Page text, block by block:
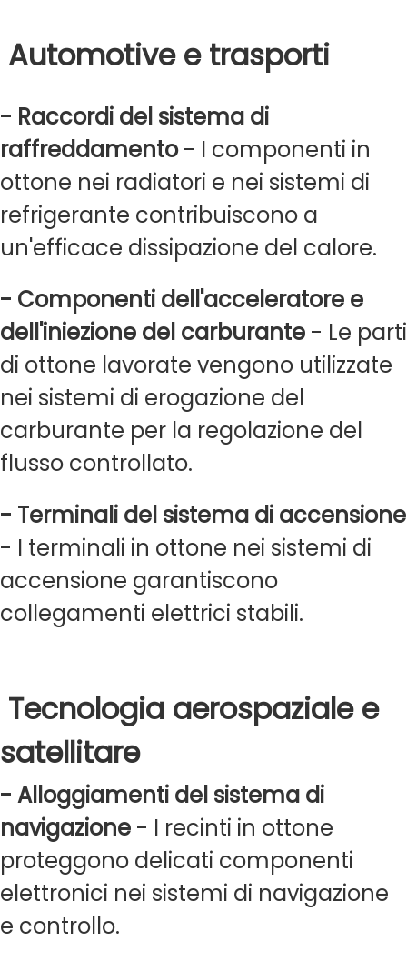
Automotive e trasporti
- Raccordi del sistema di
raffreddamento- I componenti in
ottone nei radiatori e nei sistemi di
refrigerante contribuiscono a
un'efficace dissipazione del calore.
- Componenti dell'acceleratore e
dell'iniezione del carburante - Le parti
di ottone lavorate vengono utilizzate
nei sistemi di erogazione del
carburante per la regolazione del
flusso controllato.
- Terminali del sistema di accensione
- I terminali in ottone nei sistemi di
accensione garantiscono
collegamenti elettrici stabili.
Tecnologia aerospaziale e
satellitare
- Alloggiamenti del sistema di
navigazione - I recinti in ottone
proteggono delicati componenti
elettronici nei sistemi di navigazione
e controllo.